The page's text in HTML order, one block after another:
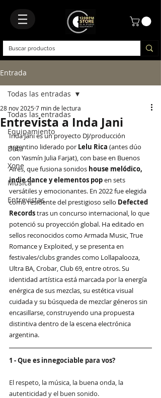
Entrada
Todas las entradas
Equipamiento
Data
Xone
Música
Entrevistas
Todas las entradas
Entrevista a Inda Jani
28 nov 20257 min de lectura
Inda Jani es un proyecto DJ/producción
argentino liderado por Lelu Rica (antes dúo
con Yasmín Julia Farjat), con base en Buenos
Aires, que fusiona sonidos house melódico,
indie dance y elementos pop en sets
versátiles y emocionantes. En 2022 fue elegida
como residente del prestigioso sello Defected
Records tras un concurso internacional, lo que
potenció su proyección global. Ha editado en
sellos reconocidos como Armada Music, True
Romance y Exploited, y se presenta en
festivales/clubs grandes como Lollapalooza,
Ultra BA, Crobar, Club 69, entre otros. Su
identidad artística está marcada por la energía
enérgica de sus mezclas, su estética visual
cuidada y su búsqueda de mezclar géneros sin
encasillarse, construyendo una propuesta
distintiva dentro de la escena electrónica
argentina.
1 - Que es innegociable para vos?
El respeto, la música, la buena onda, la
autenticidad y el buen sonido.